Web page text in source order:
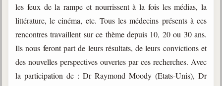
Citations
Enregistrements
séance d'aide spirituelle
Diaporamas
les feux de la rampe et nourrissent à la fois les médias, la
littérature, le cinéma, etc. Tous les médecins présents à ces
rencontres travaillent sur ce thème depuis 10, 20 ou 30 ans.
Ils nous feront part de leurs résultats, de leurs convictions et
des nouvelles perspectives ouvertes par ces recherches. Avec
la participation de : Dr Raymond Moody (Etats-Unis), Dr